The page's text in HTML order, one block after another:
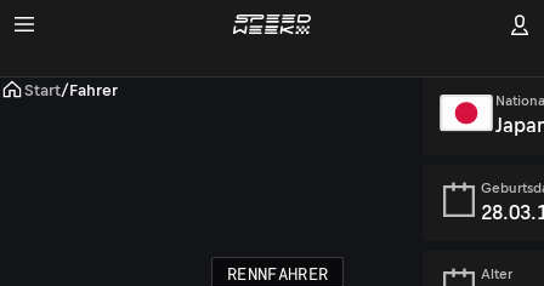
Start/Fahrer
RENNFAHRER Alter